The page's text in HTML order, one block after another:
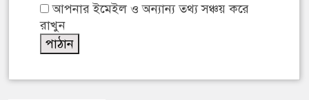
আপনার ইমেইল ও অন্যান্য তথ্য সঞ্চয় করে
রাখুন